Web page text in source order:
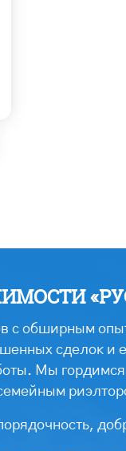
с обширным
сделок и
Мы